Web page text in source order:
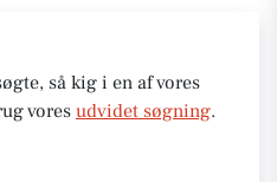
så kig i en af vores
vores udvidet søgning.